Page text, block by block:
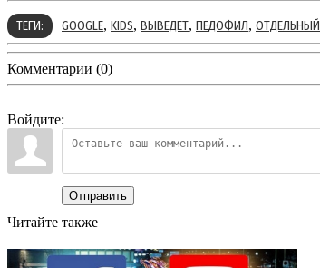
ТЕГИ: GOOGLE, KIDS, ВЫВЕДЕТ, ПЕДОФИЛ, ОТДЕЛЬНЫЙ
Комментарии (0)
Войдите:
Отправить
Читайте также